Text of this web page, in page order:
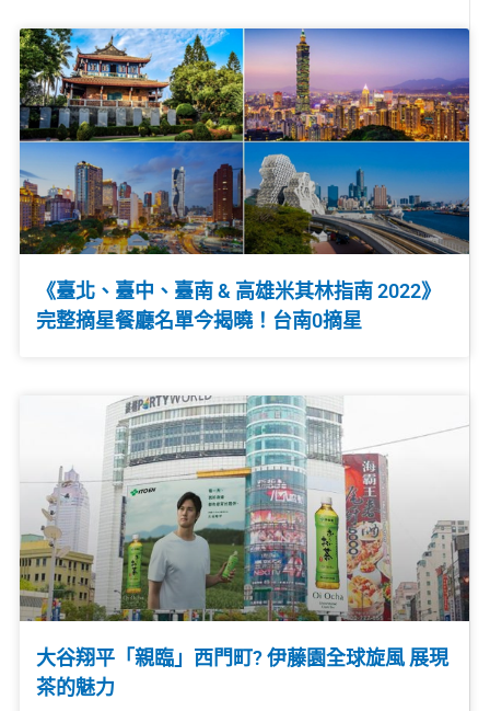
《臺北、臺中、臺南 & 高雄米其林指南 2022》
完整摘星餐廳名單今揭曉！台南0摘星
大谷翔平「親臨」西門町? 伊藤園全球旋風 展現
茶的魅力